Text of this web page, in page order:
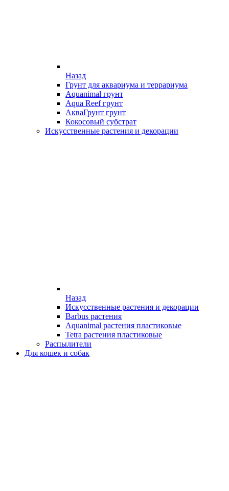
Назад
Грунт для аквариума и террариума
Aquanimal грунт
Aqua Reef грунт
АкваГрунт грунт
Кокосовый субстрат
Искусственные растения и декорации
Назад
Искусственные растения и декорации
Barbus растения
Aquanimal растения пластиковые
Tetra растения пластиковые
Распылители
Для кошек и собак